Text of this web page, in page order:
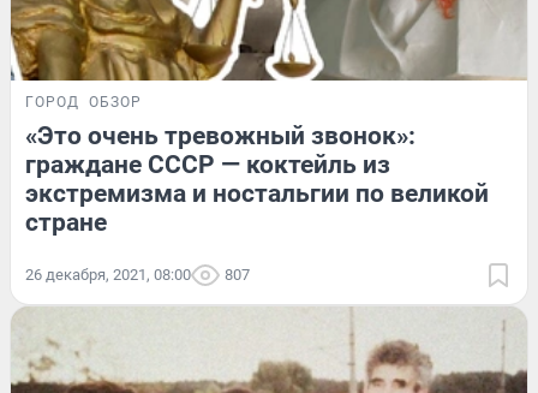
ГОРОД ОБЗОР
«Это очень тревожный звонок»:
граждане СССР — коктейль из
экстремизма и ностальгии по великой
стране
26 декабря, 2021, 08:00 807